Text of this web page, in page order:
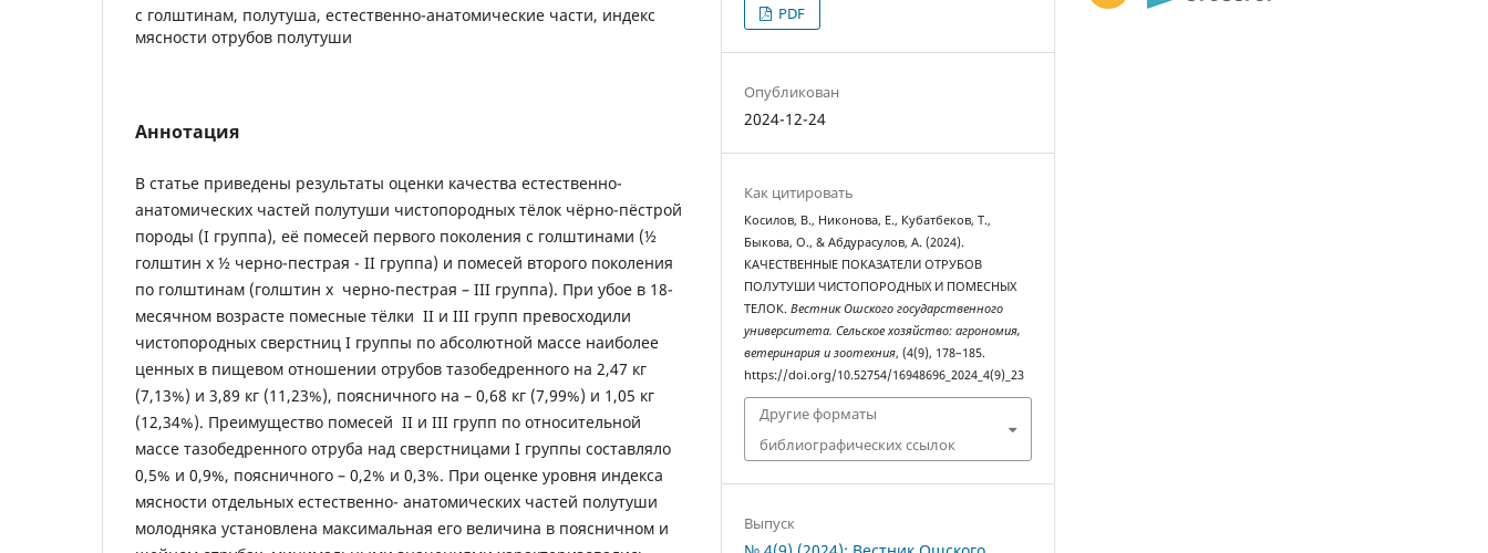
с голштинам, полутуша, естественно-анатомические части, индекс
мясности отрубов полутуши
Аннотация
В статье приведены результаты оценки качества естественно-
анатомических частей полутуши чистопородных тёлок чёрно-пёстрой
породы (I группа), её помесей первого поколения с голштинами (½
голштин х ½ черно-пестрая - II группа) и помесей второго поколения
по голштинам (голштин х черно-пестрая – III группа). При убое в 18-
месячном возрасте помесные тёлки II и III групп превосходили
чистопородных сверстниц I группы по абсолютной массе наиболее
ценных в пищевом отношении отрубов тазобедренного на 2,47 кг
(7,13%) и 3,89 кг (11,23%), поясничного на – 0,68 кг (7,99%) и 1,05 кг
(12,34%). Преимущество помесей II и III групп по относительной
массе тазобедренного отруба над сверстницами I группы составляло
0,5% и 0,9%, поясничного – 0,2% и 0,3%. При оценке уровня индекса
мясности отдельных естественно- анатомических частей полутуши
молодняка установлена максимальная его величина в поясничном и
PDF
Опубликован
2024-12-24
Как цитировать
Косилов, В., Никонова, Е., Кубатбеков, Т.,
Быкова, О., & Абдурасулов, А. (2024).
КАЧЕСТВЕННЫЕ ПОКАЗАТЕЛИ ОТРУБОВ
ПОЛУТУШИ ЧИСТОПОРОДНЫХ И ПОМЕСНЫХ
ТЕЛОК.Вестник Ошского государственного
университета. Сельское хозяйство: агрономия,
ветеринария и зоотехния, (4(9), 178–185.
https://doi.org/10.52754/16948696_2024_4(9)_23
Другие форматы
библиографических ссылок
Выпуск